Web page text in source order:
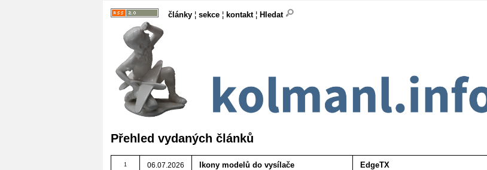
články ¦ sekce ¦ kontakt¦ Hledat
Přehled vydaných článků
1 06.07.2026 Ikony modelů do vysílače EdgeTX